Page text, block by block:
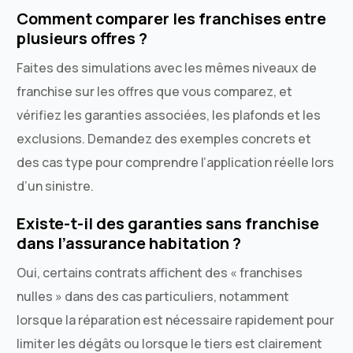
Comment comparer les franchises entre
plusieurs offres ?
Faites des simulations avec les mêmes niveaux de
franchise sur les offres que vous comparez, et
vérifiez les garanties associées, les plafonds et les
exclusions. Demandez des exemples concrets et
des cas type pour comprendre l’application réelle lors
d’un sinistre.
Existe-t-il des garanties sans franchise
dans l’assurance habitation ?
Oui, certains contrats affichent des « franchises
nulles » dans des cas particuliers, notamment
lorsque la réparation est nécessaire rapidement pour
limiter les dégâts ou lorsque le tiers est clairement